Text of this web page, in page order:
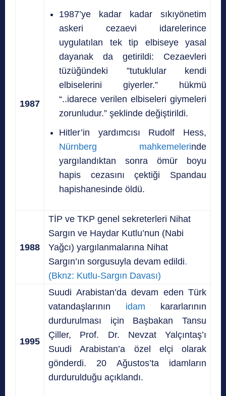
1987
1987’ye kadar kadar sıkıyönetim
askeri cezaevi idarelerince
uygulatılan tek tip elbiseye yasal
dayanak da getirildi: Cezaevleri
tüzüğündeki ”tutuklular kendi
elbiselerini giyerler.” hükmü
“..idarece verilen elbiseleri giymeleri
zorunludur.” şeklinde değiştirildi.
Hitler’in yardımcısı Rudolf Hess,
Nürnberg mahkemelerinde
yargılandıktan sonra ömür boyu
hapis cezasını çektiği Spandau
hapishanesinde öldü.
1988
TİP ve TKP genel sekreterleri Nihat
Sargın ve Haydar Kutlu’nun (Nabi
Yağcı) yargılanmalarına Nihat
Sargın’ın sorgusuyla devam edildi.
(Bknz: Kutlu-Sargın Davası)
1995
Suudi Arabistan’da devam eden Türk
vatandaşlarının idam kararlarının
durdurulması için Başbakan Tansu
Çiller, Prof. Dr. Nevzat Yalçıntaş’ı
Suudi Arabistan’a özel elçi olarak
gönderdi. 20 Ağustos’ta idamların
durdurulduğu açıklandı.